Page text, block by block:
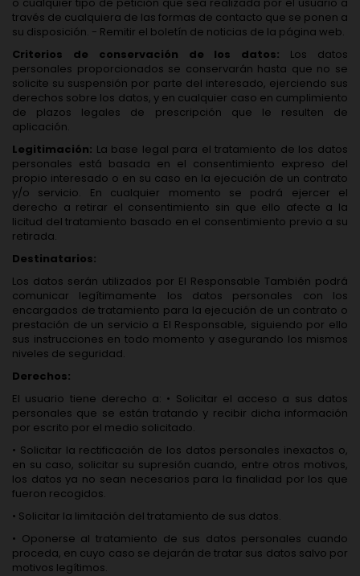
través de cualquiera de las formas de contacto que se ponen a
su disposición. - Remitir el boletín de noticias de la página web.
Criterios de conservación de los datos: Los datos
personales proporcionados se conservarán hasta que no se
solicite su suspensión por parte del interesado, ejerciendo sus
derechos sobre los datos, y en cualquier caso en cumplimiento
de plazos legales de prescripción que le resulten de
aplicación.
Legitimación: La base legal para el tratamiento de los datos
personales está basada en el consentimiento expreso del
propio interesado o en su caso en la ejecución de un contrato
y/o servicio. En cualquier momento se podrá ejercer el
derecho a retirar el consentimiento sin que ello afecte a la
licitud del tratamiento basado en el consentimiento previo a su
retirada.
Destinatarios:
Los datos serán utilizados por El Responsable También podrá
comunicar legítimamente los datos personales con los
encargados de tratamiento para la ejecución de un contrato o
prestación de un servicio a El Responsable, siguiendo por ello
sus instrucciones en todo momento y asegurando los mismos
niveles de seguridad.
Derechos:
El usuario tiene derecho a: • Solicitar el acceso a sus datos
personales que se están tratando y recibir dicha información
por escrito por el medio solicitado.
• Solicitar la rectificación de los datos personales inexactos o,
en su caso, solicitar su supresión cuando, entre otros motivos,
los datos ya no sean necesarios para la finalidad por los que
fueron recogidos.
• Solicitar la limitación del tratamiento de sus datos.
• Oponerse al tratamiento de sus datos personales cuando
proceda, en cuyo caso se dejarán de tratar sus datos salvo por
motivos legítimos.